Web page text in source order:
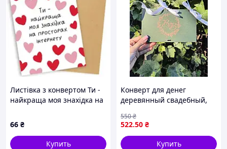
Листівка з конвертом Ти -
найкраща моя знахідка на
66 ₴
Купить
Конверт для денег
деревянный свадебный,
гравировкой
522.50 ₴
550₴
Купить